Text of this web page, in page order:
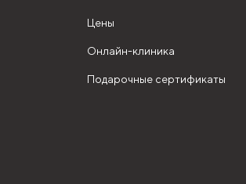
Цены
Онлайн-клиника
Подарочные сертификаты